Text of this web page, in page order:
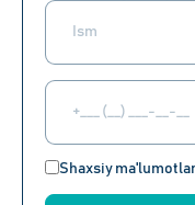
Shaxsiy